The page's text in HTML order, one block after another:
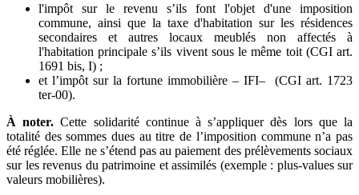
l'impôt sur le revenu s’ils font l'objet d'une imposition
commune, ainsi que la taxe d'habitation sur les résidences
secondaires et autres locaux meublés non affectés à
l'habitation principale s’ils vivent sous le même toit (CGI art.
1691 bis, I) ;
et l’impôt sur la fortune immobilière – IFI–
(CGI art. 1723
ter-00).
À noter. Cette solidarité continue à s’appliquer dès lors que la
totalité des sommes dues au titre de l’imposition commune n’a pas
été réglée. Elle ne s’étend pas au paiement des prélèvements sociaux
sur les revenus du patrimoine et assimilés (exemple : plus-values sur
valeurs mobilières).